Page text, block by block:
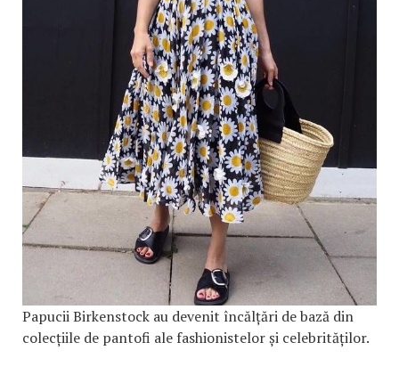
Papucii Birkenstock au devenit încălțări de bază din
colecțiile de pantofi ale fashionistelor și celebrităților.